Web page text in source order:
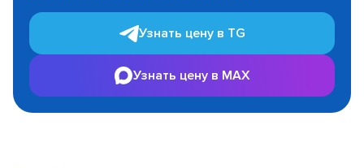
Узнать цену в TG
Узнать цену в MAX